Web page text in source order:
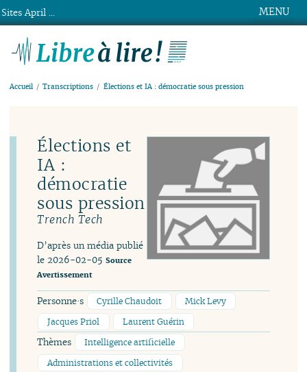
MENU
Accueil Transcriptions Élections et IA : démocratie sous pression
Élections et
IA :
démocratie
sous pression
Trench Tech
D’après un média publié
le 2026-02-05 Source
Avertissement
Personne·s Cyrille Chaudoit
Mick Levy
Jacques Priol
Laurent Guérin
Thèmes
Intelligence artificielle
Administrations et collectivités
Sites April ...